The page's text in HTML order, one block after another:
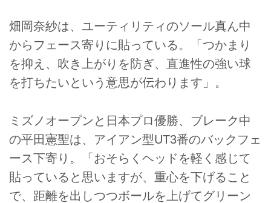
畑岡奈紗は、ユーティリティのソール真ん中
からフェース寄りに貼っている。「つかまり
を抑え、吹き上がりを防ぎ、直進性の強い球
を打ちたいという意思が伝わります」。
ミズノオープンと日本プロ優勝、ブレーク中
の平田憲聖は、アイアン型UT3番のバックフェ
ース下寄り。「おそらくヘッドを軽く感じて
貼っていると思いますが、重心を下げること
で、距離を出しつつボールを上げてグリーン